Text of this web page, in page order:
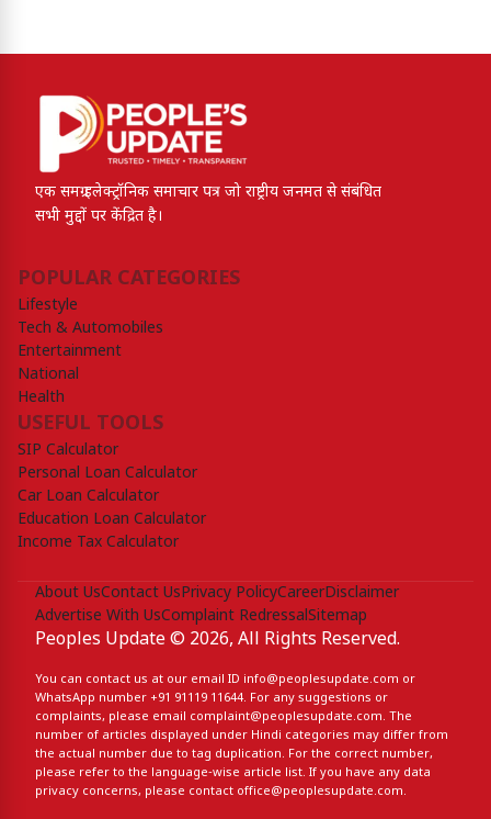
एक समग्र इलेक्ट्रॉनिक समाचार पत्र जो राष्ट्रीय जनमत से संबंधित
सभी मुद्दों पर केंद्रित है।
POPULAR CATEGORIES
Lifestyle
Tech & Automobiles
Entertainment
National
Health
USEFUL TOOLS
SIP Calculator
Personal Loan Calculator
Car Loan Calculator
Education Loan Calculator
Income Tax Calculator
About UsContact UsPrivacy PolicyCareerDisclaimer
Advertise With UsComplaint RedressalSitemap
Peoples Update © 2026, All Rights Reserved.
You can contact us at our email ID info@peoplesupdate.com or
WhatsApp number +91 91119 11644. For any suggestions or
complaints, please email complaint@peoplesupdate.com. The
number of articles displayed under Hindi categories may differ from
the actual number due to tag duplication. For the correct number,
please refer to the language-wise article list. If you have any data
privacy concerns, please contact office@peoplesupdate.com.